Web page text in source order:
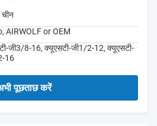
चीन
AIRWOLF or OEM
जी3/8-16, क्यूएसटी-जी1/2-12, क्यूएसटी-
16
पूछताछ करें